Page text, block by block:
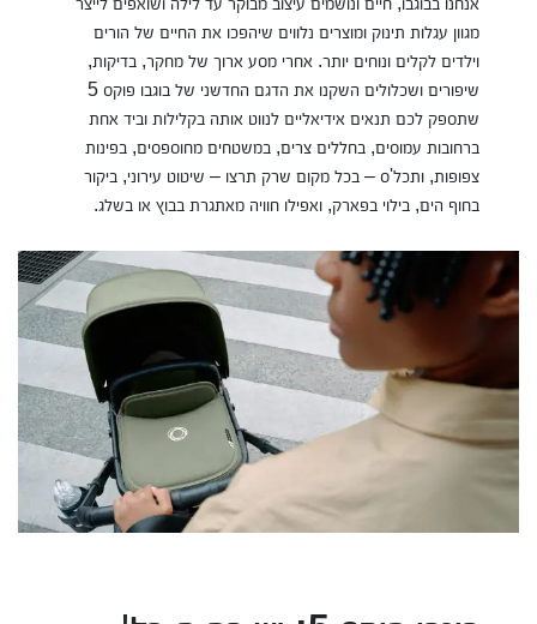
מגוון עגלות תינוק ומוצרים נלווים שיהפכו את החיים של הורים
וילדים לקלים ונוחים יותר. אחרי מסע ארוך של מחקר, בדיקות,
שיפורים ושכלולים השקנו את הדגם החדשני של בוגבו פוקס 5
שתספק לכם תנאים אידיאליים לנווט אותה בקלילות וביד אחת
ברחובות עמוסים, בחללים צרים, במשטחים מחוספסים, בפינות
צפופות, ותכל'ס – בכל מקום שרק תרצו – שיטוט עירוני, ביקור
בחוף הים, בילוי בפארק, ואפילו חוויה מאתגרת בבוץ או בשלג.